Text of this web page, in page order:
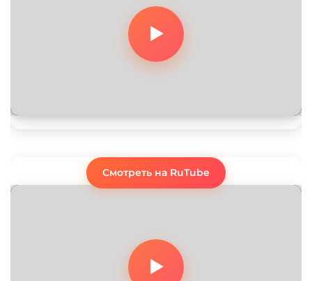
Смотреть на RuTube